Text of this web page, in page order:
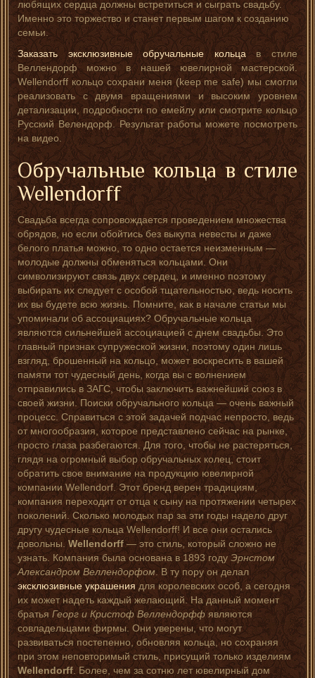
любящих сердца должны встретиться и сыграть свадьбу.
Именно это торжество и станет первым шагом к созданию
семьи.
Заказать эксклюзивные обручальные кольцав стиле
Веллендорф можно в нашей ювелирной мастерской.
Wellendorff кольцо сохрани меня (keep me safe) мы смогли
реализовать с двумя вращениями и высоким уровнем
детализации, подробности по емейлу или смотрите кольцо
Русский Велендорф. Результат работы можете посмотреть
на видео.
Обручальные кольца в стиле
Wellendorff
Свадьба всегда сопровождается проведением множества
обрядов, но если обойтись без выкупа невесты и даже
белого платья можно, то одно остается неизменным —
молодые должны обменяться кольцами. Они
символизируют связь двух сердец, и именно поэтому
выбирать их следует с особой тщательностью, ведь носить
их вы будете всю жизнь. Помните, как в начале статьи мы
упоминали об ассоциациях? Обручальные кольца
являются сильнейшей ассоциацией с днем свадьбы. Это
главный признак супружеской жизни, поэтому один лишь
взгляд, брошенный на кольцо, может воскресить в вашей
памяти тот чудесный день, когда вы с волнением
отправились в ЗАГС, чтобы заключить важнейший союз в
своей жизни. Поиски обручального кольца — очень важный
процесс. Справиться с этой задачей подчас непросто, ведь
от многообразия, которое представлено сейчас на рынке,
просто глаза разбегаются. Для того, чтобы не растеряться,
глядя на огромный выбор обручальных колец, стоит
обратить свое внимание на продукцию ювелирной
компании Wellendorf. Этот бренд верен традициям,
компания переходит от отца к сыну на протяжении четырех
поколений. Сколько молодых пар за эти годы надело друг
другу чудесные кольца Wellendorff! И все они остались
довольны.Wellendorff— это стиль, который сложно не
узнать. Компания была основана в 1893 годуЭрнстом
Александром Веллендорфом. В ту пору он делал
эксклюзивные украшениядля королевских особ, а сегодня
их может надеть каждый желающий. На данный момент
братьяГеорг и Кристоф Веллендорффявляются
совладельцами фирмы. Они уверены, что могут
развиваться постепенно, обновляя кольца, но сохраняя
при этом неповторимый стиль, присущий только изделиям
Wellendorff. Более, чем за сотню лет ювелирный дом